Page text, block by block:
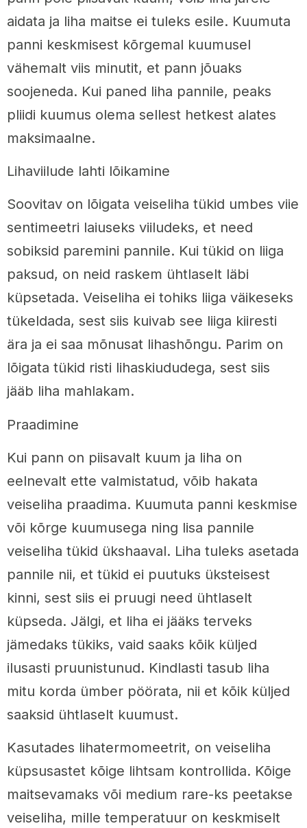
aidata ja liha maitse ei tuleks esile. Kuumuta
panni keskmisest kõrgemal kuumusel
vähemalt viis minutit, et pann jõuaks
soojeneda. Kui paned liha pannile, peaks
pliidi kuumus olema sellest hetkest alates
maksimaalne.
Lihaviilude lahti lõikamine
Soovitav on lõigata veiseliha tükid umbes viie
sentimeetri laiuseks viiludeks, et need
sobiksid paremini pannile. Kui tükid on liiga
paksud, on neid raskem ühtlaselt läbi
küpsetada. Veiseliha ei tohiks liiga väikeseks
tükeldada, sest siis kuivab see liiga kiiresti
ära ja ei saa mõnusat lihashõngu. Parim on
lõigata tükid risti lihaskiududega, sest siis
jääb liha mahlakam.
Praadimine
Kui pann on piisavalt kuum ja liha on
eelnevalt ette valmistatud, võib hakata
veiseliha praadima. Kuumuta panni keskmise
või kõrge kuumusega ning lisa pannile
veiseliha tükid ükshaaval. Liha tuleks asetada
pannile nii, et tükid ei puutuks üksteisest
kinni, sest siis ei pruugi need ühtlaselt
küpseda. Jälgi, et liha ei jääks terveks
jämedaks tükiks, vaid saaks kõik küljed
ilusasti pruunistunud. Kindlasti tasub liha
mitu korda ümber pöörata, nii et kõik küljed
saaksid ühtlaselt kuumust.
Kasutades lihatermomeetrit, on veiseliha
küpsusastet kõige lihtsam kontrollida. Kõige
maitsevamaks või medium rare-ks peetakse
veiseliha, mille temperatuur on keskmiselt